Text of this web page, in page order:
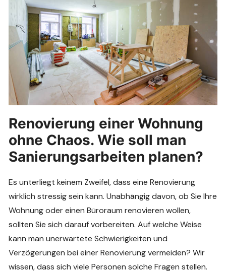
Renovierung einer Wohnung
ohne Chaos. Wie soll man
Sanierungsarbeiten planen?
Es unterliegt keinem Zweifel, dass eine Renovierung
wirklich stressig sein kann. Unabhängig davon, ob Sie Ihre
Wohnung oder einen Büroraum renovieren wollen,
sollten Sie sich darauf vorbereiten. Auf welche Weise
kann man unerwartete Schwierigkeiten und
Verzögerungen bei einer Renovierung vermeiden? Wir
wissen, dass sich viele Personen solche Fragen stellen.